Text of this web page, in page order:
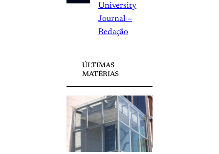
University
Journal –
Redação
ÚLTIMAS
MATÉRIAS